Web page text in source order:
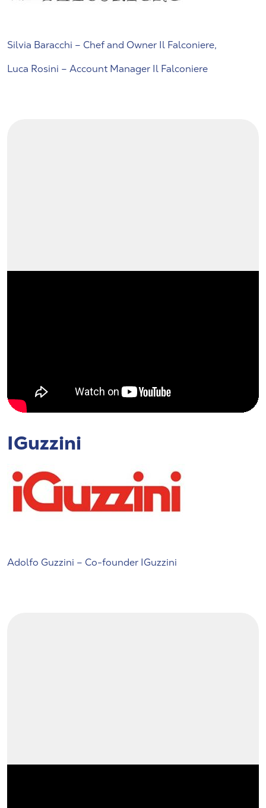
Silvia Baracchi – Chef and Owner Il Falconiere,
Luca Rosini – Account Manager Il Falconiere
IGuzzini
Adolfo Guzzini – Co-founder IGuzzini